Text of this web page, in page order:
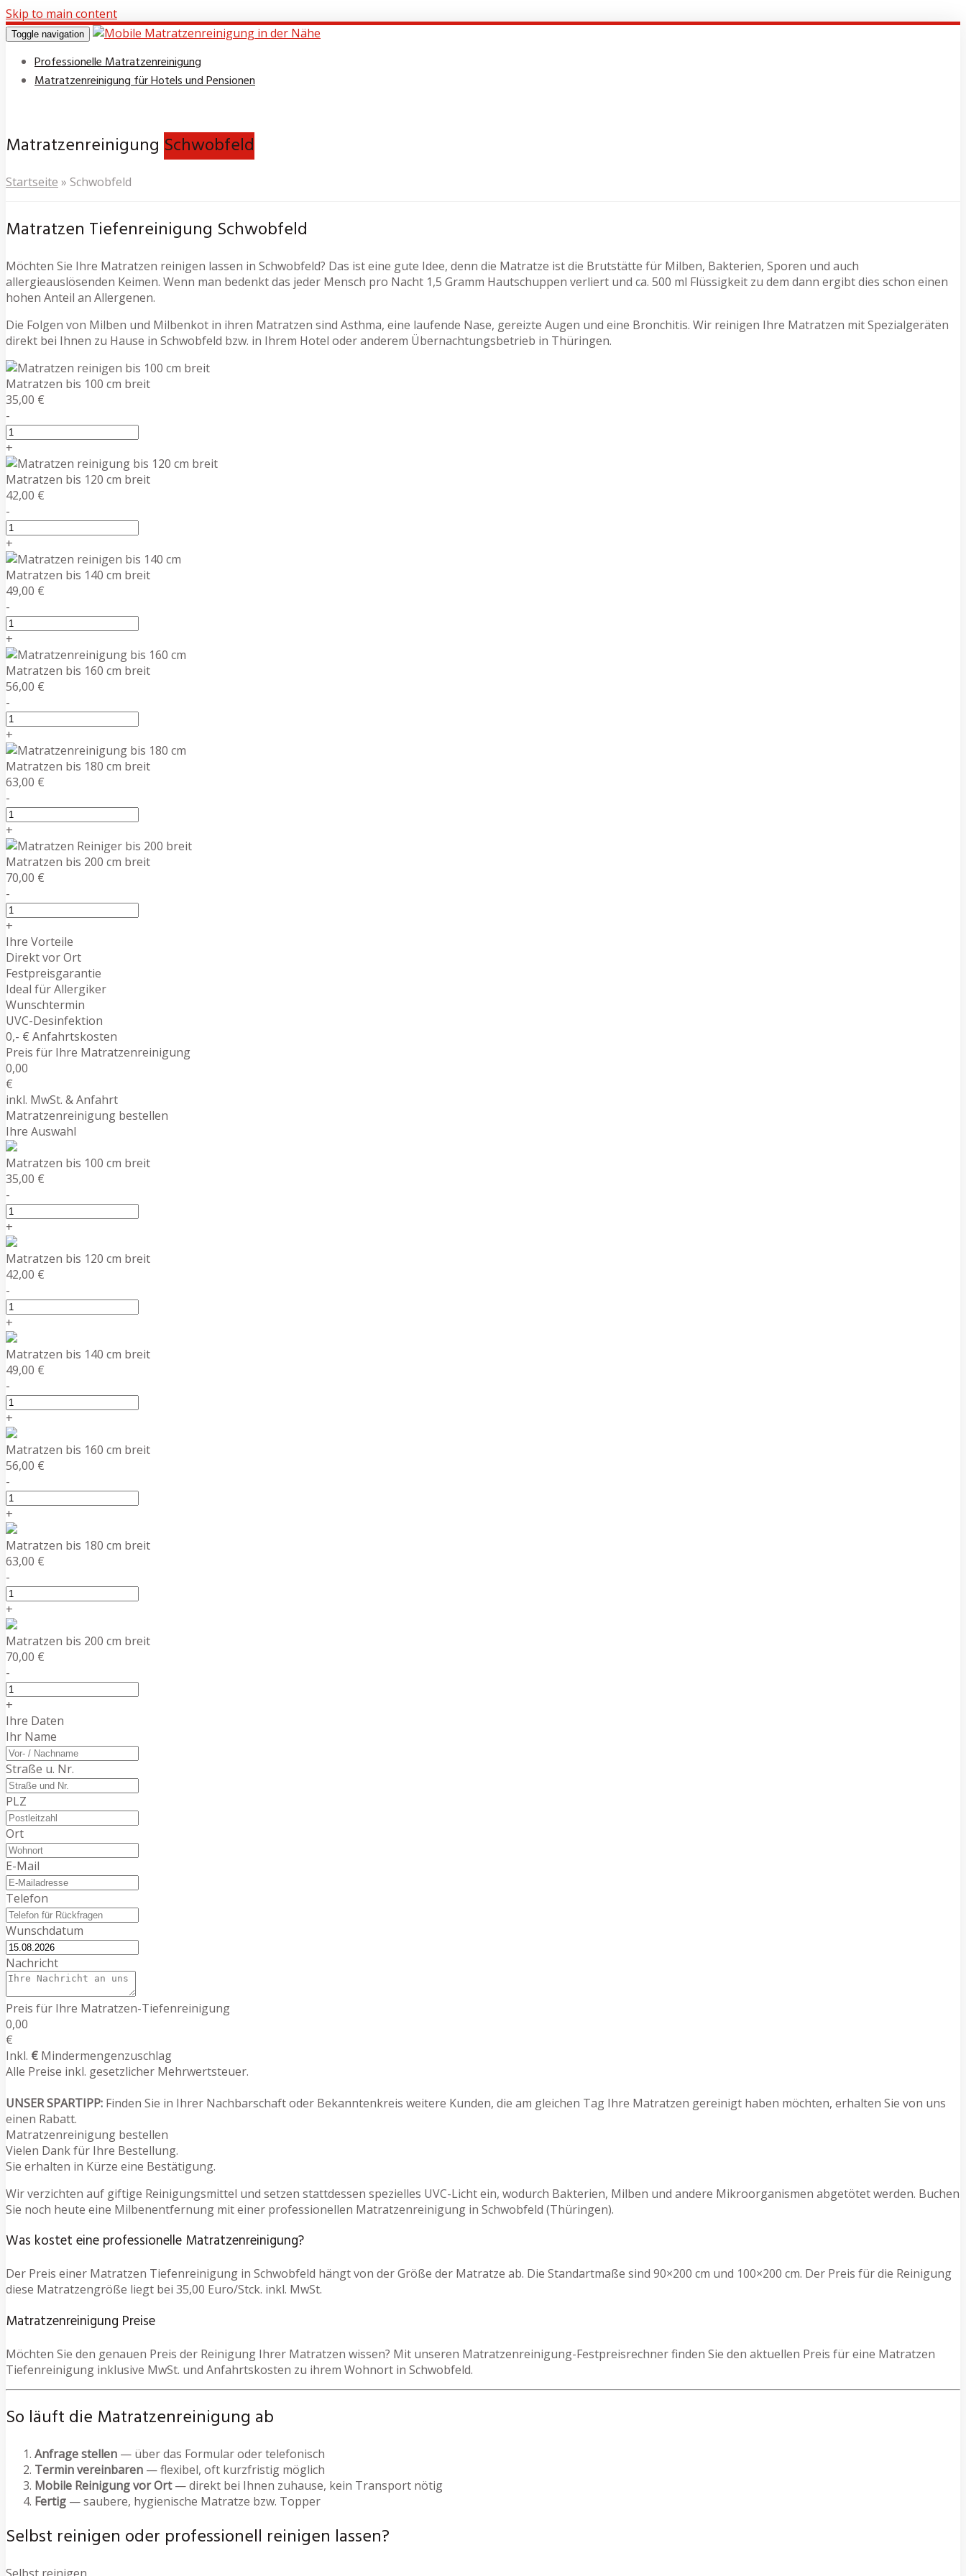
Skip to main content
Toggle navigation
Professionelle Matratzenreinigung
Matratzenreinigung für Hotels und Pensionen
Matratzenreinigung Schwobfeld
Startseite » Schwobfeld
Matratzen Tiefenreinigung Schwobfeld
Möchten Sie Ihre Matratzen reinigen lassen in Schwobfeld? Das ist eine gute Idee, denn die Matratze ist die Brutstätte für Milben, Bakterien, Sporen und auch
allergieauslösenden Keimen. Wenn man bedenkt das jeder Mensch pro Nacht 1,5 Gramm Hautschuppen verliert und ca. 500 ml Flüssigkeit zu dem dann ergibt dies schon einen
hohen Anteil an Allergenen.
Die Folgen von Milben und Milbenkot in ihren Matratzen sind Asthma, eine laufende Nase, gereizte Augen und eine Bronchitis. Wir reinigen Ihre Matratzen mit Spezialgeräten
direkt bei Ihnen zu Hause in Schwobfeld bzw. in Ihrem Hotel oder anderem Übernachtungsbetrieb in Thüringen.
Matratzen bis 100 cm breit
35,00 €
-
+
Matratzen bis 120 cm breit
42,00 €
-
+
Matratzen bis 140 cm breit
49,00 €
-
+
Matratzen bis 160 cm breit
56,00 €
-
+
Matratzen bis 180 cm breit
63,00 €
-
+
Matratzen bis 200 cm breit
70,00 €
-
+
Ihre Vorteile
Direkt vor Ort
Festpreisgarantie
Ideal für Allergiker
Wunschtermin
UVC-Desinfektion
0,- € Anfahrtskosten
Preis für Ihre Matratzenreinigung
0,00
€
inkl. MwSt. & Anfahrt
Matratzenreinigung bestellen
Ihre Auswahl
Matratzen bis 100 cm breit
35,00 €
-
+
Matratzen bis 120 cm breit
42,00 €
-
+
Matratzen bis 140 cm breit
49,00 €
-
+
Matratzen bis 160 cm breit
56,00 €
-
+
Matratzen bis 180 cm breit
63,00 €
-
+
Matratzen bis 200 cm breit
70,00 €
-
+
Ihre Daten
Ihr Name
Straße u. Nr.
PLZ
Ort
E-Mail
Telefon
Wunschdatum
Nachricht
Preis für Ihre Matratzen-Tiefenreinigung
0,00
€
Inkl. € Mindermengenzuschlag
Alle Preise inkl. gesetzlicher Mehrwertsteuer.
UNSER SPARTIPP: Finden Sie in Ihrer Nachbarschaft oder Bekanntenkreis weitere Kunden, die am gleichen Tag Ihre Matratzen gereinigt haben möchten, erhalten Sie von uns
einen Rabatt.
Matratzenreinigung bestellen
Vielen Dank für Ihre Bestellung.
Sie erhalten in Kürze eine Bestätigung.
Wir verzichten auf giftige Reinigungsmittel und setzen stattdessen spezielles UVC-Licht ein, wodurch Bakterien, Milben und andere Mikroorganismen abgetötet werden. Buchen
Sie noch heute eine Milbenentfernung mit einer professionellen Matratzenreinigung in Schwobfeld (Thüringen).
Was kostet eine professionelle Matratzenreinigung?
Der Preis einer Matratzen Tiefenreinigung in Schwobfeld hängt von der Größe der Matratze ab. Die Standartmaße sind 90×200 cm und 100×200 cm. Der Preis für die Reinigung
diese Matratzengröße liegt bei 35,00 Euro/Stck. inkl. MwSt.
Matratzenreinigung Preise
Möchten Sie den genauen Preis der Reinigung Ihrer Matratzen wissen? Mit unseren Matratzenreinigung-Festpreisrechner finden Sie den aktuellen Preis für eine Matratzen
Tiefenreinigung inklusive MwSt. und Anfahrtskosten zu ihrem Wohnort in Schwobfeld.
So läuft die Matratzenreinigung ab
Anfrage stellen — über das Formular oder telefonisch
Termin vereinbaren — flexibel, oft kurzfristig möglich
Mobile Reinigung vor Ort— direkt bei Ihnen zuhause, kein Transport nötig
Fertig — saubere, hygienische Matratze bzw. Topper
Selbst reinigen oder professionell reinigen lassen?